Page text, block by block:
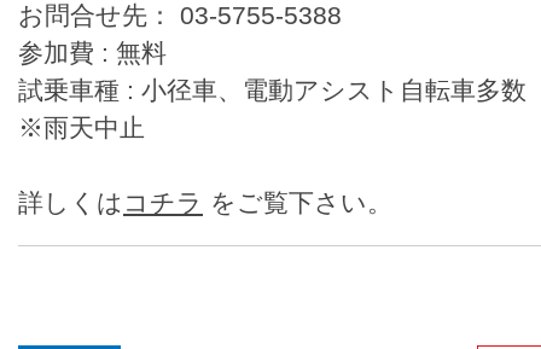
お問合せ先： 03-5755-5388
参加費 : 無料
試乗車種 : 小径車、電動アシスト自転車多数
※雨天中止
詳しくは コチラ をご覧下さい。